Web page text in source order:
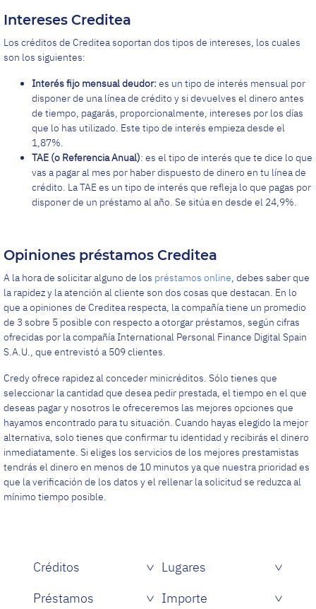
Intereses Creditea
Los créditos de Creditea soportan dos tipos de intereses, los cuales
son los siguientes:
Interés fijo mensual deudor:es un tipo de interés mensual por
disponer de una línea de crédito y si devuelves el dinero antes
de tiempo, pagarás, proporcionalmente, intereses por los días
que lo has utilizado. Este tipo de interés empieza desde el
1,87%.
TAE (o Referencia Anual): es el tipo de interés que te dice lo que
vas a pagar al mes por haber dispuesto de dinero en tu línea de
crédito. La TAE es un tipo de interés que refleja lo que pagas por
disponer de un préstamo al año. Se sitúa en desde el 24,9%.
Opiniones préstamos Creditea
A la hora de solicitar alguno de los préstamos online, debes saber que
la rapidez y la atención al cliente son dos cosas que destacan. En lo
que a opiniones de Creditea respecta, la compañía tiene un promedio
de 3 sobre 5 posible con respecto a otorgar préstamos, según cifras
ofrecidas por la compañía International Personal Finance Digital Spain
S.A.U., que entrevistó a 509 clientes.
Credy ofrece rapidez al conceder minicréditos. Sólo tienes que
seleccionar la cantidad que desea pedir prestada, el tiempo en el que
deseas pagar y nosotros le ofreceremos las mejores opciones que
hayamos encontrado para tu situación. Cuando hayas elegido la mejor
alternativa, solo tienes que confirmar tu identidad y recibirás el dinero
inmediatamente. Si eliges los servicios de los mejores prestamistas
tendrás el dinero en menos de 10 minutos ya que nuestra prioridad es
que la verificación de los datos y el rellenar la solicitud se reduzca al
mínimo tiempo posible.
Créditos
Lugares
Préstamos
Importe